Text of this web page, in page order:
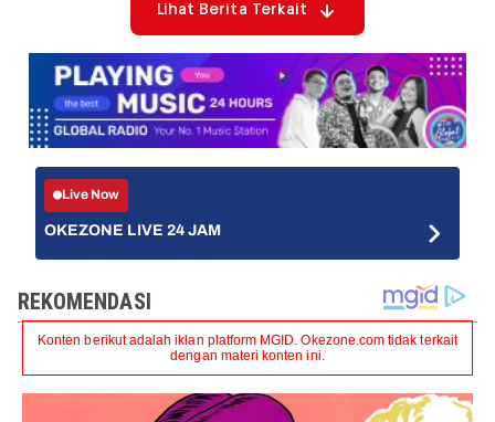
Lihat Berita Terkait
Live Now
OKEZONE LIVE 24 JAM